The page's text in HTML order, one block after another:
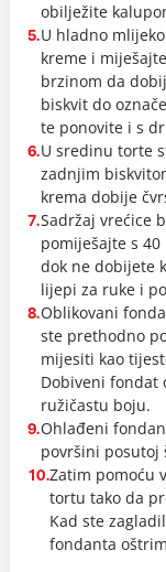
obilježite
5.U hladno
kreme i
brzinom da
biskvit do
te ponovite i s
6.U sredinu torte
zadnjim
krema dobije
7.Sadržaj vrećice
pomiješajte s
dok ne dobijete
lijepi za ruke i
8.Oblikovani
ste prethodno
mijesiti kao
Dobiveni fondat
ružičastu boju.
9.Ohlađeni
površini posutoj
10.Zatim pomoću
tortu tako da
Kad ste
fondanta